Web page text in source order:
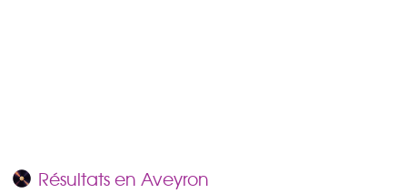
Résultats en Aveyron